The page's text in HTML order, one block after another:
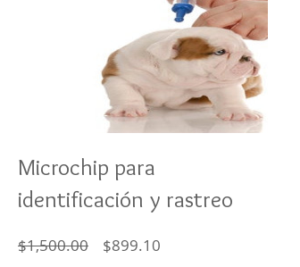
Microchip para
identificación y rastreo
$1,500.00
Regular
$899.10